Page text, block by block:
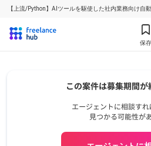
【上流/Python】AIツールを駆使した社内業務向け自
保存